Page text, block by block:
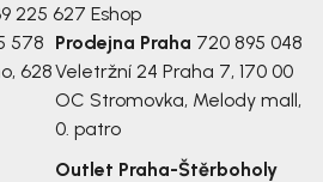
225 627 Eshop
578
628
Prodejna Praha 720 895 048
Veletržní 24 Praha 7, 170 00
OC Stromovka, Melody mall,
0. patro
Outlet Praha-Štěrboholy